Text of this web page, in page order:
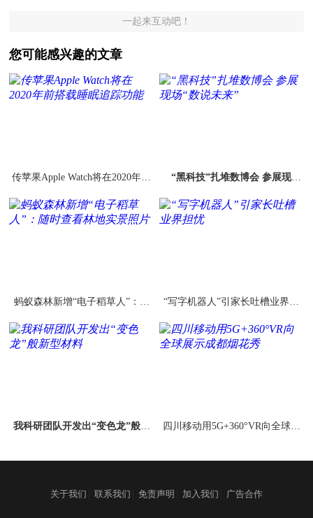
一起来互动吧！
您可能感兴趣的文章
传苹果Apple Watch将在2020年前
“黑科技”扎堆数博会 参展现
蚂蚁森林新增“电子稻草人”：随
“写字机器人”引家长吐槽业界担
我科研团队开发出“变色龙”般新
四川移动用5G+360°VR向全球展
关于我们 联系我们 免责声明 加入我们 广告合作